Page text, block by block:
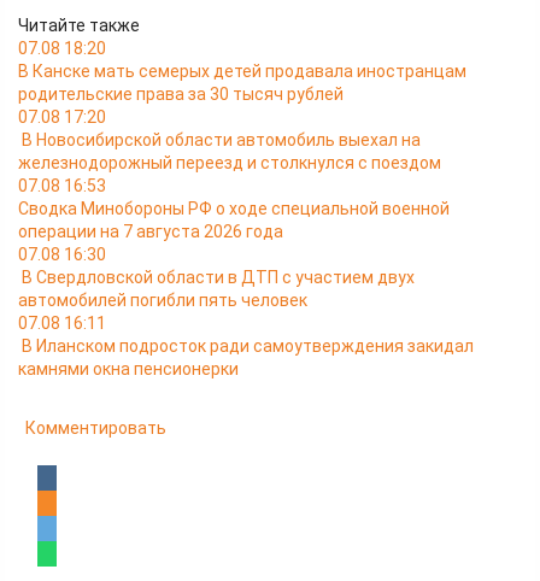
Читайте также
07.08 18:20
В Канске мать семерых детей продавала иностранцам
родительские права за 30 тысяч рублей
07.08 17:20
В Новосибирской области автомобиль выехал на
железнодорожный переезд и столкнулся с поездом
07.08 16:53
Сводка Минобороны РФ о ходе специальной военной
операции на 7 августа 2026 года
07.08 16:30
В Свердловской области в ДТП с участием двух
автомобилей погибли пять человек
07.08 16:11
В Иланском подросток ради самоутверждения закидал
камнями окна пенсионерки
Комментировать